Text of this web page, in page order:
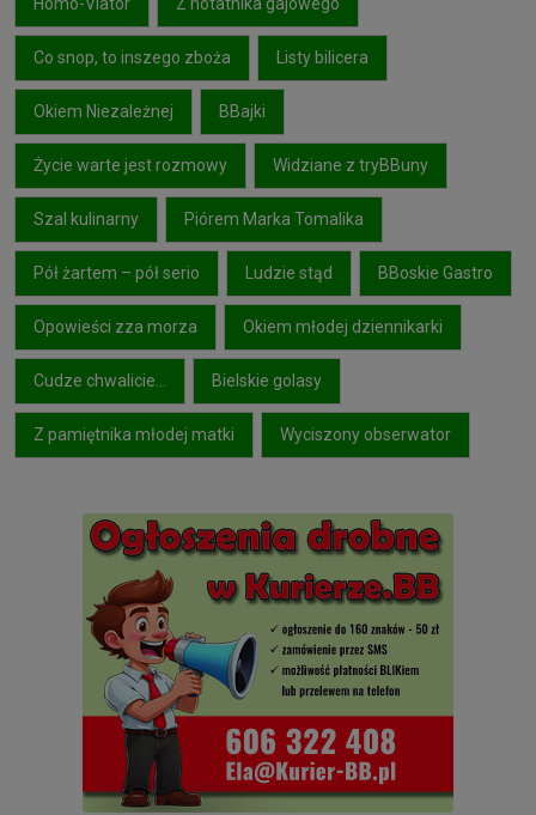
Homo-Viator Z notatnika gajowego
Co snop, to inszego zboża Listy bilicera
Okiem Niezależnej BBajki
Życie warte jest rozmowy Widziane z tryBBuny
Szal kulinarny Piórem Marka Tomalika
Pół żartem – pół serio Ludzie stąd BBoskie Gastro
Opowieści zza morza Okiem młodej dziennikarki
Cudze chwalicie… Bielskie golasy
Z pamiętnika młodej matki Wyciszony obserwator